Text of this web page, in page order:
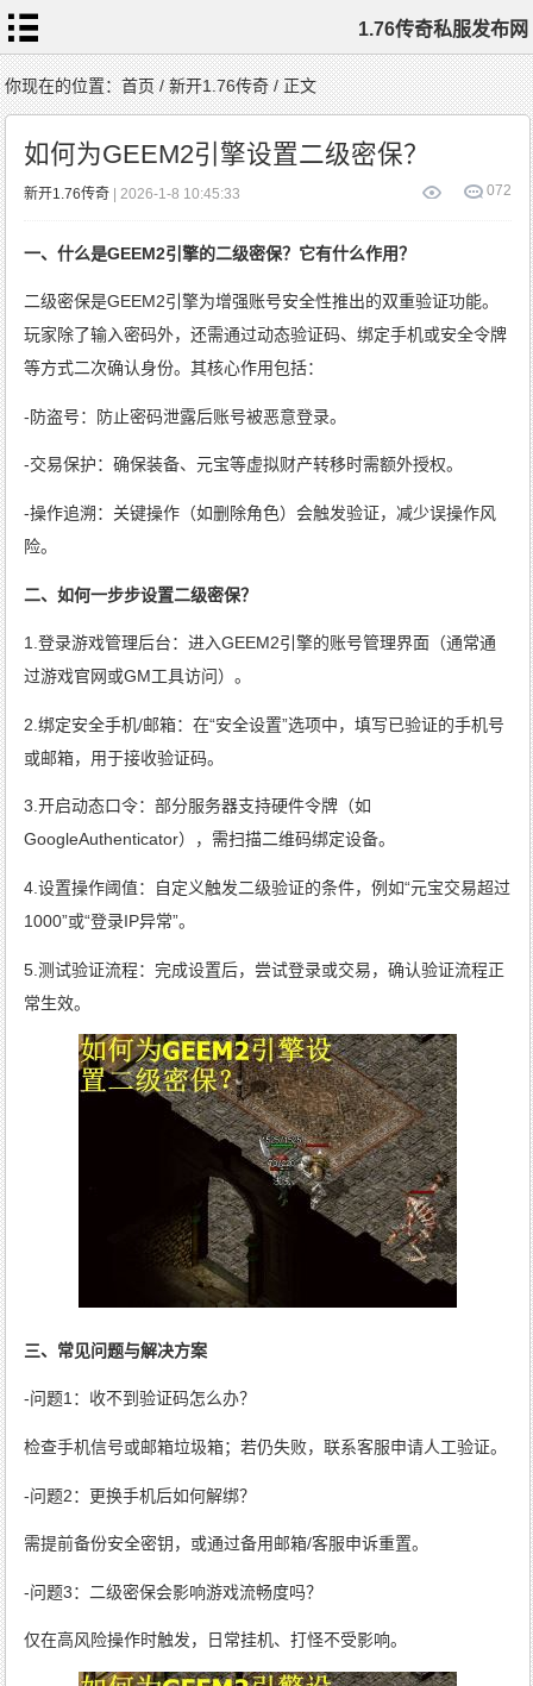
1.76传奇私服发布网
首
页
1.76
传
奇
私
服
1.76
复
1.76
精
奇
新
开
1.76
传
奇
标
签
云
你现在的位置：首页/新开1.76传奇/ 正文
如何为GEEM2引擎设置二级密保？
72
0
新开1.76传奇 | 2026-1-8 10:45:33
一、什么是GEEM2引擎的二级密保？它有什么作用？
二级密保是GEEM2引擎为增强账号安全性推出的双重验证功能。
玩家除了输入密码外，还需通过动态验证码、绑定手机或安全令牌
等方式二次确认身份。其核心作用包括：
-防盗号：防止密码泄露后账号被恶意登录。
-交易保护：确保装备、元宝等虚拟财产转移时需额外授权。
-操作追溯：关键操作（如删除角色）会触发验证，减少误操作风
险。
二、如何一步步设置二级密保？
1.登录游戏管理后台：进入GEEM2引擎的账号管理界面（通常通
过游戏官网或GM工具访问）。
2.绑定安全手机/邮箱：在“安全设置”选项中，填写已验证的手机号
或邮箱，用于接收验证码。
3.开启动态口令：部分服务器支持硬件令牌（如
GoogleAuthenticator），需扫描二维码绑定设备。
4.设置操作阈值：自定义触发二级验证的条件，例如“元宝交易超过
1000”或“登录IP异常”。
5.测试验证流程：完成设置后，尝试登录或交易，确认验证流程正
常生效。
三、常见问题与解决方案
-问题1：收不到验证码怎么办？
检查手机信号或邮箱垃圾箱；若仍失败，联系客服申请人工验证。
-问题2：更换手机后如何解绑？
需提前备份安全密钥，或通过备用邮箱/客服申诉重置。
-问题3：二级密保会影响游戏流畅度吗？
仅在高风险操作时触发，日常挂机、打怪不受影响。